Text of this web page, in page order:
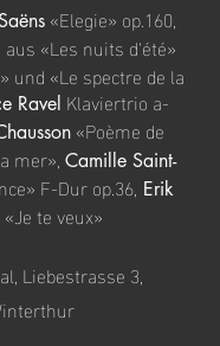
«Elegie» op.160,
aus «Les nuits d‘été»
und «Le spectre de la
Ravel Klaviertrio a-
«Poème de
mer», Camille Saint-
F-Dur op.36, Erik
«Je te veux»
Liebestrasse 3,